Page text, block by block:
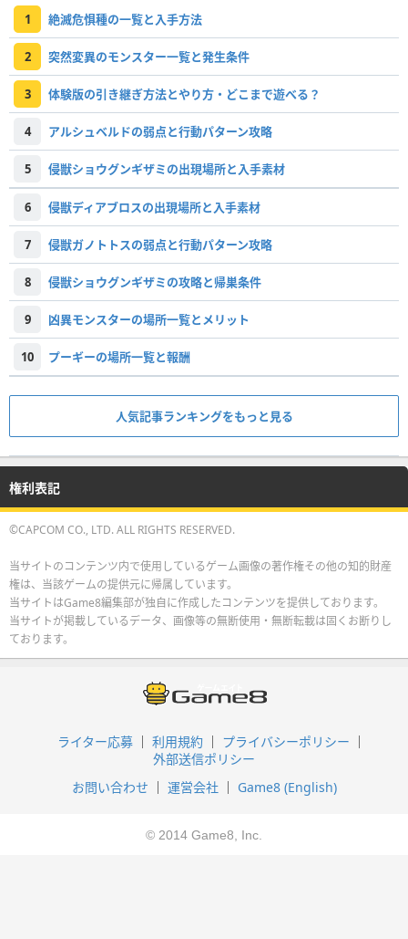
1 絶滅危惧種の一覧と入手方法
2 突然変異のモンスター一覧と発生条件
3 体験版の引き継ぎ方法とやり方・どこまで遊べる？
4 アルシュベルドの弱点と行動パターン攻略
5 侵獣ショウグンギザミの出現場所と入手素材
6 侵獣ディアブロスの出現場所と入手素材
7 侵獣ガノトトスの弱点と行動パターン攻略
8 侵獣ショウグンギザミの攻略と帰巣条件
9 凶異モンスターの場所一覧とメリット
10 プーギーの場所一覧と報酬
人気記事ランキングをもっと見る
権利表記
©CAPCOM CO., LTD. ALL RIGHTS RESERVED.
当サイトのコンテンツ内で使用しているゲーム画像の著作権その他の知的財産
権は、当該ゲームの提供元に帰属しています。
当サイトはGame8編集部が独自に作成したコンテンツを提供しております。
当サイトが掲載しているデータ、画像等の無断使用・無断転載は固くお断りし
ております。
ライター応募 利用規約
プライバシーポリシー
外部送信ポリシー
お問い合わせ
運営会社 Game8 (English)
© 2014 Game8, Inc.